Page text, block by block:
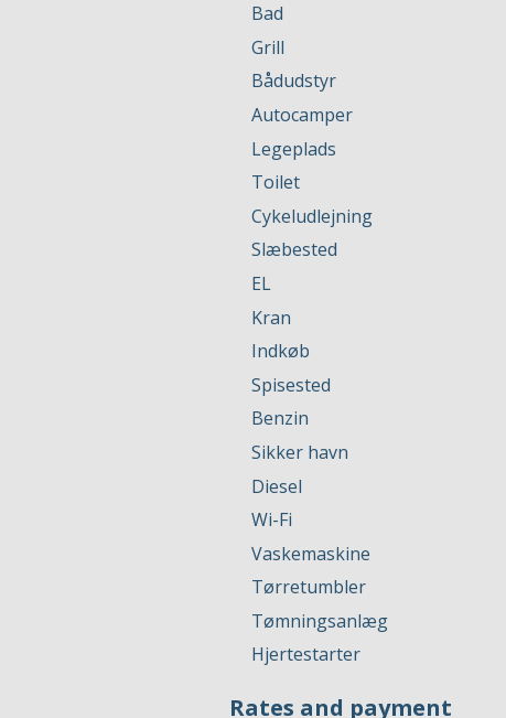
Bad
Grill
Bådudstyr
Autocamper
Legeplads
Toilet
Cykeludlejning
Slæbested
EL
Kran
Indkøb
Spisested
Benzin
Sikker havn
Diesel
Wi-Fi
Vaskemaskine
Tørretumbler
Tømningsanlæg
Hjertestarter
Rates and payment